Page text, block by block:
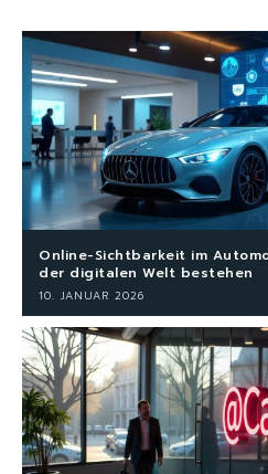
Online-Sichtbarkeit im
der digitalen Welt bestehen
10. JANUAR 2026